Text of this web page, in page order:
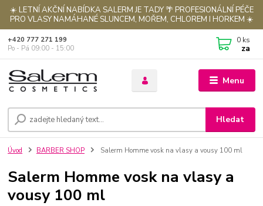
☀️ LETNÍ AKČNÍ NABÍDKA SALERM JE TADY 🌴 PROFESIONÁLNÍ PÉČE
PRO VLASY NAMÁHANÉ SLUNCEM, MOŘEM, CHLOREM I HORKEM ☀️
Menu
Hledat
+420 777 271 199
Po - Pá 09:00 - 15:00
0 ks
za
Úvod BARBER SHOP Salerm Homme vosk na vlasy a vousy 100 ml
Salerm Homme vosk na vlasy a
vousy 100 ml